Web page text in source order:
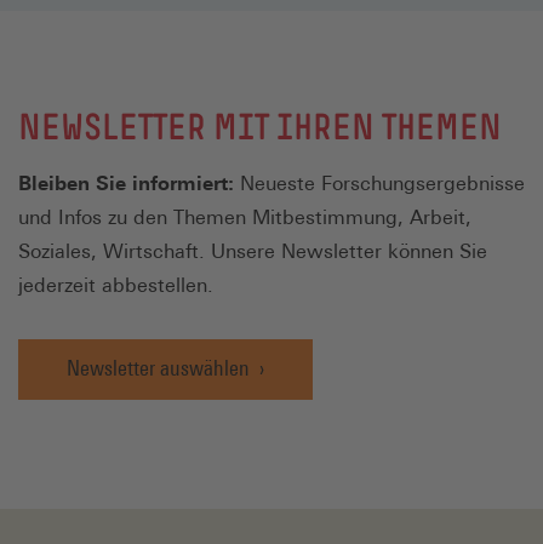
NEWSLETTER MIT IHREN THEMEN
Bleiben Sie informiert: Neueste Forschungsergebnisse
und Infos zu den Themen Mitbestimmung, Arbeit,
Soziales, Wirtschaft. Unsere Newsletter können Sie
jederzeit abbestellen.
Newsletter auswählen